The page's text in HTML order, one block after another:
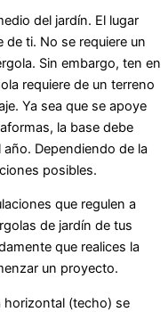
del jardín. El lugar
ti. No se requiere un
Sin embargo, ten en
requiere de un terreno
Ya sea que se apoye
la base debe
Dependiendo de la
posibles.
que regulen a
de jardín de tus
que realices la
un proyecto.
horizontal (techo) se